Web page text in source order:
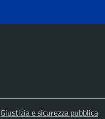
Giustizia e sicurezza pubblica